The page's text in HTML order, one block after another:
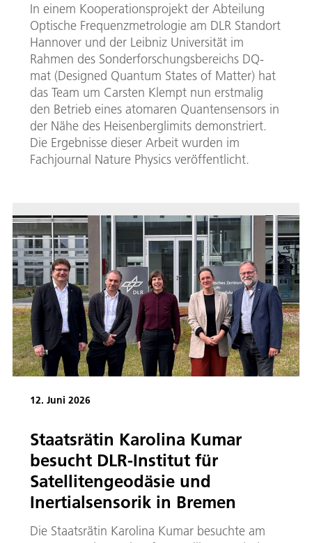
In einem Kooperationsprojekt der Abteilung
Optische Frequenzmetrologie am DLR Standort
Hannover und der Leibniz Universität im
Rahmen des Sonderforschungsbereichs DQ-
mat (Designed Quantum States of Matter) hat
das Team um Carsten Klempt nun erstmalig
den Betrieb eines atomaren Quantensensors in
der Nähe des Heisenberglimits demonstriert.
Die Ergebnisse dieser Arbeit wurden im
Fachjournal Nature Physics veröffentlicht.
12. Juni 2026
Staatsrätin Karolina Kumar
besucht DLR-Institut für
Satellitengeodäsie und
Inertialsensorik in Bremen
Die Staatsrätin Karolina Kumar besuchte am